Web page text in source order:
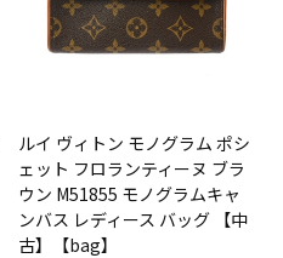
ルイ ヴィトン モノグラム ポシ
ェット フロランティーヌ ブラ
ウン M51855 モノグラムキャ
ンバス レディース バッグ 【中
古】【bag】